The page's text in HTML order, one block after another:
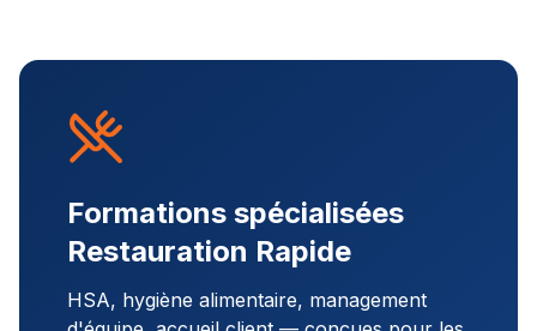
Formations spécialisées
Restauration Rapide
HSA, hygiène alimentaire, management